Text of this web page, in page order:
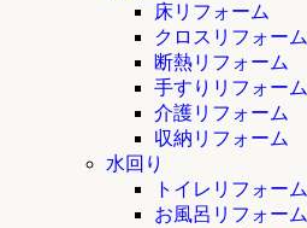
床リフォーム
クロスリフォーム
断熱リフォーム
手すりリフォーム
介護リフォーム
収納リフォーム
水回り
トイレリフォーム
お風呂リフォーム